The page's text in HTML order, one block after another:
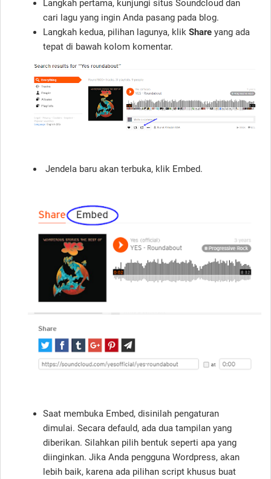
Langkah pertama, kunjungi situs Soundcloud dan
cari lagu yang ingin Anda pasang pada blog.
Langkah kedua, pilihan lagunya, klik Share yang ada
tepat di bawah kolom komentar.
Jendela baru akan terbuka, klik Embed.
Saat membuka Embed, disinilah pengaturan
dimulai. Secara defauld, ada dua tampilan yang
diberikan. Silahkan pilih bentuk seperti apa yang
diinginkan. Jika Anda pengguna Wordpress, akan
lebih baik, karena ada pilihan script khusus buat